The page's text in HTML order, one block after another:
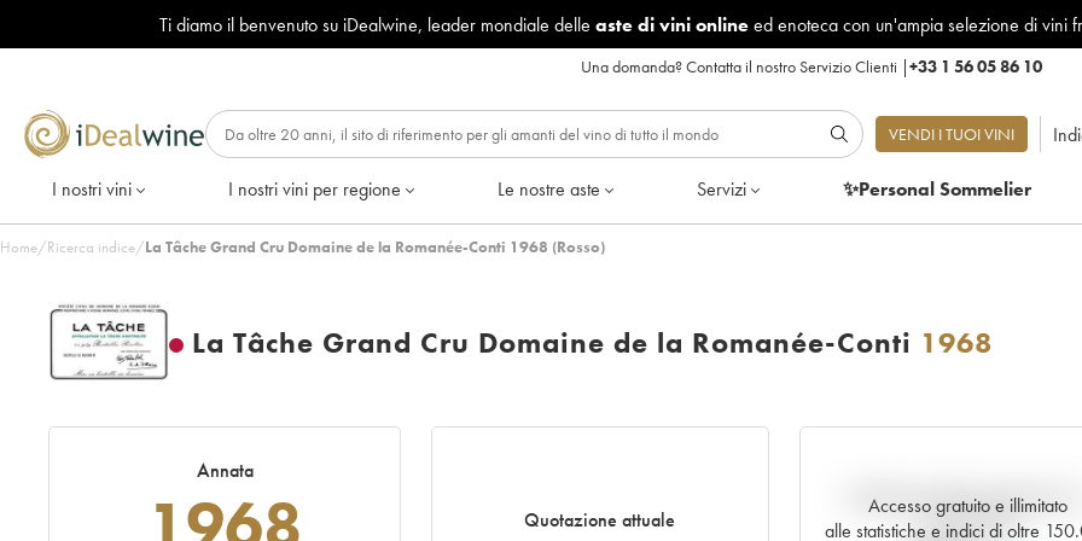
Ti diamo il benvenuto su iDealwine, leader mondiale delle aste di vini onlineed enoteca con un'ampia selezione di vini
Una domanda?Contatta il nostro Servizio Clienti |+33 1 56 05 86 10
VENDI I TUOI VINI
I nostri vini I nostri vini per regione Le nostre aste Servizi ✨Personal Sommelier
Home/Ricerca indice/La Tâche Grand Cru Domaine de la Romanée-Conti 1968 (Rosso)
La Tâche Grand Cru Domaine de la Romanée-Conti 1968
Annata
Quotazione attuale
Accesso gratuito e illimitato
alle statistiche e indici di oltre
Andamento della quotazione
tempo reale